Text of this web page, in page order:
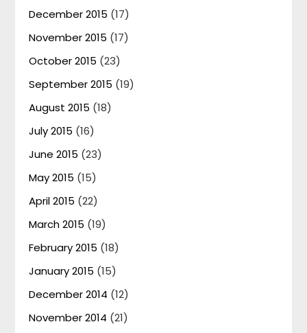
December 2015 (17)
November 2015 (17)
October 2015 (23)
September 2015 (19)
August 2015 (18)
July 2015 (16)
June 2015 (23)
May 2015 (15)
April 2015 (22)
March 2015 (19)
February 2015 (18)
January 2015 (15)
December 2014 (12)
November 2014 (21)